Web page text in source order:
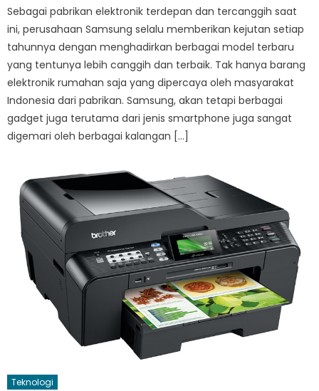
Sebagai pabrikan elektronik terdepan dan tercanggih saat
ini, perusahaan Samsung selalu memberikan kejutan setiap
tahunnya dengan menghadirkan berbagai model terbaru
yang tentunya lebih canggih dan terbaik. Tak hanya barang
elektronik rumahan saja yang dipercaya oleh masyarakat
Indonesia dari pabrikan. Samsung, akan tetapi berbagai
gadget juga terutama dari jenis smartphone juga sangat
digemari oleh berbagai kalangan […]
Teknologi